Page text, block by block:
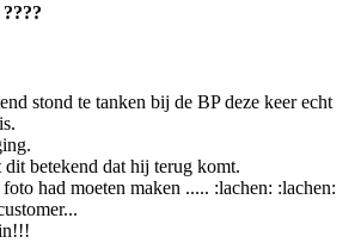
stond te tanken bij de BP deze keer echt
betekend dat hij terug komt.
had moeten maken ..... :lachen: :lachen: